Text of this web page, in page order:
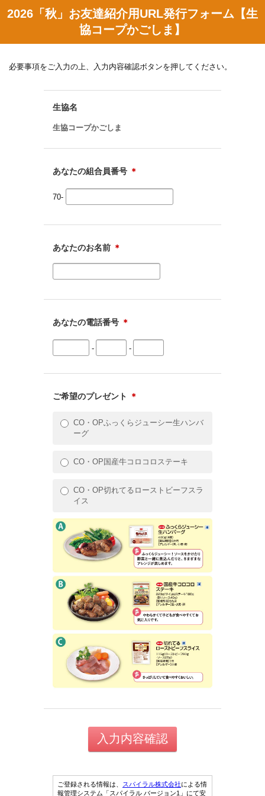
2026「秋」お友達紹介用URL発行フォーム【生
協コープかごしま】
必要事項をご入力の上、入力内容確認ボタンを押してください。
生協名
生協コープかごしま
あなたの組合員番号 ＊
70-
あなたのお名前 ＊
あなたの電話番号 ＊
- -
ご希望のプレゼント ＊
CO・OPふっくらジューシー生ハンバ
ーグ
CO・OP国産牛コロコロステーキ
CO・OP切れてるローストビーフスラ
イス
ご登録される情報は、 スパイラル株式会社による情
報管理システム「スパイラル バージョン1」にて安